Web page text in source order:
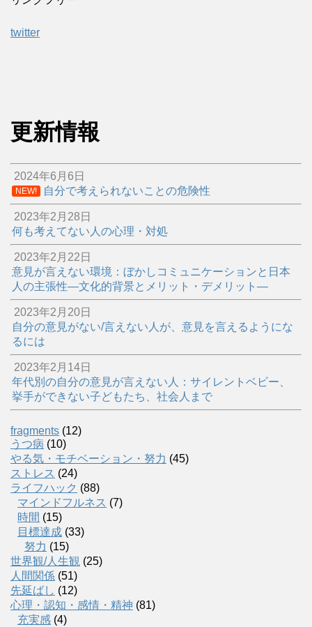
twitter
更新情報
2024年6月6日
NEW! 自分で考えられないことの危険性
2023年2月28日
何も考えてない人の心理・対処
2023年2月22日
意見が言えない環境：ぼかしコミュニケーションと日本
人の主張性―文化的背景とメリット・デメリット―
2023年2月20日
自分の意見がない/言えない人が、意見を言えるようにな
るには
2023年2月14日
年代別の自分の意見が言えない人：サイレントベビー、
挙手ができない子どもたち、社会人まで
fragments (12)
うつ病 (10)
やる気・モチベーション・努力 (45)
ストレス (24)
ライフハック (88)
マインドフルネス (7)
時間 (15)
目標達成 (33)
努力 (15)
世界観/人生観 (25)
人間関係 (51)
先延ばし (12)
心理・認知・感情・精神 (81)
充実感 (4)